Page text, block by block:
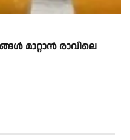
മാറ്റാൻ രാവിലെ